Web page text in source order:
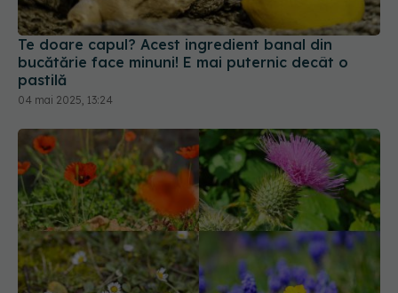
Te doare capul? Acest ingredient banal din
bucătărie face minuni! E mai puternic decât o
pastilă
04 mai 2025, 13:24